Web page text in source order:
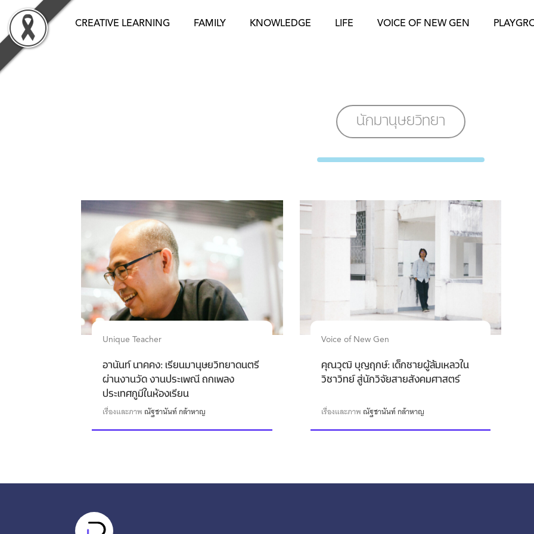
content
CREATIVE LEARNING FAMILY KNOWLEDGE LIFE VOICE OF NEW GEN
นักมานุษยวิทยา
Unique Teacher
อานันท์ นาคคง: เรียนมานุษยวิทยาดนตรี
ผ่านงานวัด งานประเพณี ถกเพลง
ประเทศกูมีในห้องเรียน
เรื่องและภาพณัฐชานันท์ กล้าหาญ
Voice of New Gen
คุณวุฒิ บุญฤกษ์: เด็กชายผู้ล้มเหลวใน
วิชาวิทย์ สู่นักวิจัยสายสังคมศาสตร์
เรื่องและภาพณัฐชานันท์ กล้าหาญ